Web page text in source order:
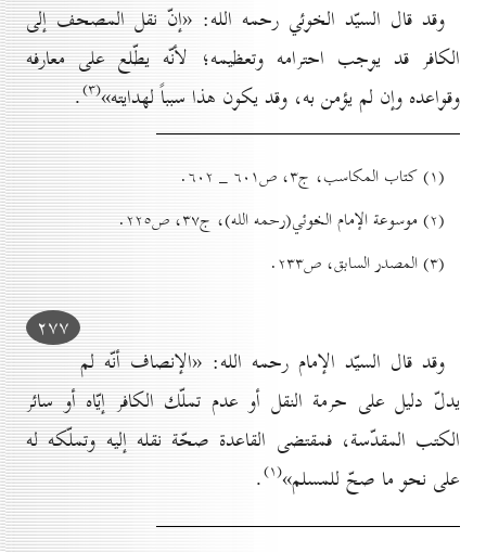
وقد قال السيّد الخوئي رحمه الله: «إنّ نقل المصحف إلى
الكافر قد يوجب احترامه وتعظيمه؛ لأنّه يطّلع على معارفه
وقواعده وإن لم يؤمن به، وقد يكون هذا سبباً لهدايته»(۳) .
(۱) کتاب المكاسب، ج۳، ص٦٠۱ _ ٦٠۲.
(۲) موسوعة الإمام الخوئي(رحمه الله)، ج۳۷، ص۲۲٥.
(۳) المصدر السابق، ص۲۳۳.
۲۷۷
وقد قال السيّد الإمام رحمه الله: «الإنصاف أنّه لم
يدلّ دليل على حرمة النقل أو عدم تملّك الكافر إيّاه أو سائر
الكتب المقدّسة، فمقتضى القاعدة صحّة نقله إليه وتملّكه له
على نحو ما صحّ للمسلم»(۱) .